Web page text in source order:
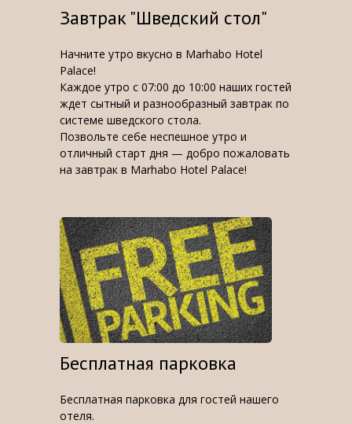
Завтрак "Шведский стол"
Начните утро вкусно в Marhabo Hotel
Palace!
Каждое утро с 07:00 до 10:00 наших гостей
ждет сытный и разнообразный завтрак по
системе шведского стола.
Позвольте себе неспешное утро и
отличный старт дня — добро пожаловать
на завтрак в Marhabo Hotel Palace!
Бесплатная парковка
Бесплатная парковка для гостей нашего
отеля.